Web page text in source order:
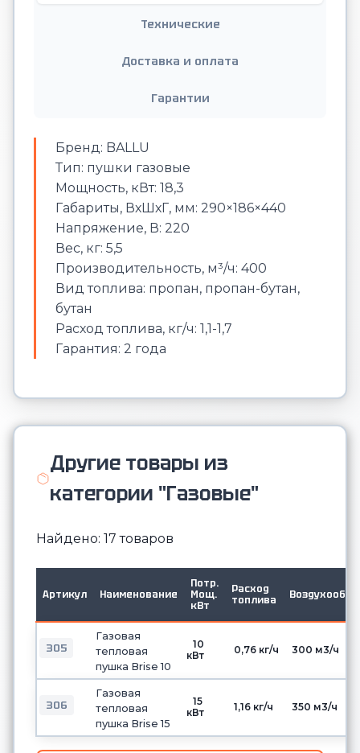
Технические
Доставка и оплата
Гарантии
Бренд: BALLU
Тип: пушки газовые
Мощность, кВт: 18,3
Габариты, ВхШхГ, мм: 290×186×440
Напряжение, В: 220
Вес, кг: 5,5
Производительность, м³/ч: 400
Вид топлива: пропан, пропан-бутан,
бутан
Расход топлива, кг/ч: 1,1-1,7
Гарантия: 2 года
Другие товары из
категории "Газовые"
Найдено: 17 товаров
Артикул Наименование
Потр.
Мощ.
кВт
Расход
топлива
305
Газовая
тепловая
пушка Brise 10
10
кВт
0,76 кг/ч 300 м3/ч
306
Газовая
тепловая
пушка Brise 15
15
кВт
1,16 кг/ч 350 м3/ч